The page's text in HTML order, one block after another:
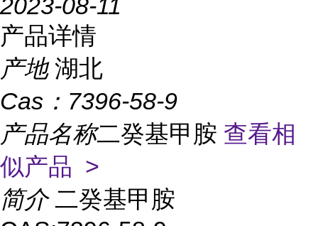
2023-08-11
产品详情
产地 湖北
Cas： 7396-58-9
产品名称二癸基甲胺 查看相
似产品 >
简介 二癸基甲胺